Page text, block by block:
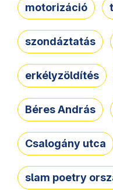
motorizáció
szondáztatás
erkélyzöldítés
Béres András
Csalogány utca
slam poetry